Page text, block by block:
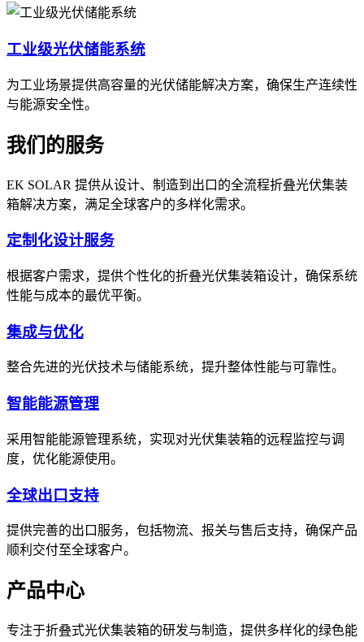
工业级光伏储能系统
为工业场景提供高容量的光伏储能解决方案，确保生产连续性
与能源安全性。
我们的服务
EK SOLAR 提供从设计、制造到出口的全流程折叠光伏集装
箱解决方案，满足全球客户的多样化需求。
定制化设计服务
根据客户需求，提供个性化的折叠光伏集装箱设计，确保系统
性能与成本的最优平衡。
集成与优化
整合先进的光伏技术与储能系统，提升整体性能与可靠性。
智能能源管理
采用智能能源管理系统，实现对光伏集装箱的远程监控与调
度，优化能源使用。
全球出口支持
提供完善的出口服务，包括物流、报关与售后支持，确保产品
顺利交付至全球客户。
产品中心
专注于折叠式光伏集装箱的研发与制造，提供多样化的绿色能